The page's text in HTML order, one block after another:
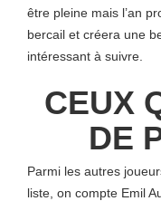
être pleine mais l’an
bercail et créera une
intéressant à suivre.
CEUX
DE
Parmi les autres
liste, on compte Emil